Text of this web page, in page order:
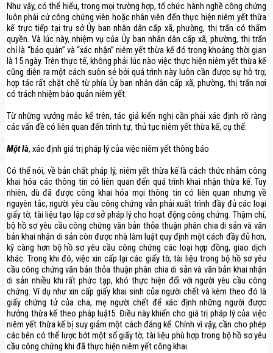
Như vậy, có thể hiểu, trong mọi trường hợp, tổ chức hành nghề công chứng
luôn phải cử công chứng viên hoặc nhân viên đến thực hiện niêm yết thừa
kế trực tiếp tại trụ sở Ủy ban nhân dân cấp xã, phường, thị trấn có thẩm
quyền. Và lúc này, nhiệm vụ của Ủy ban nhân dân cấp xã, phường, thị trấn
chỉ là “bảo quản” và “xác nhận” niêm yết thừa kế đó trong khoảng thời gian
là 15 ngày. Trên thực tế, không phải lúc nào việc thực hiện niêm yết thừa kế
cũng diễn ra một cách suôn sẻ bởi quá trình này luôn cần được sự hỗ trợ,
hợp tác rất chặt chẽ từ phía Ủy ban nhân dân cấp xã, phường, thị trấn nơi
có trách nhiệm bảo quản niêm yết.
Từ những vướng mắc kể trên, tác giả kiến nghị cần phải xác định rõ ràng
các vấn đề có liên quan đến trình tự, thủ tục niêm yết thừa kế, cụ thể:
Một là, xác định giá trị pháp lý của việc niêm yết thông báo
Có thể nói, về bản chất pháp lý, niêm yết thừa kế là cách thức nhằm công
khai hóa các thông tin có liên quan đến quá trình khai nhận thừa kế. Tuy
nhiên, dù đã được công khai hóa mọi thông tin có liên quan nhưng về
nguyên tắc, người yêu cầu công chứng vẫn phải xuất trình đầy đủ các loại
giấy tờ, tài liệu tạo lập cơ sở pháp lý cho hoạt động công chứng. Thậm chí,
bộ hồ sơ yêu cầu công chứng văn bản thỏa thuận phân chia di sản và văn
bản khai nhận di sản còn được nhà làm luật quy định một cách đầy đủ hơn,
kỹ càng hơn bộ hồ sơ yêu cầu công chứng các loại hợp đồng, giao dịch
khác. Trong khi đó, việc xin cấp lại các giấy tờ, tài liệu trong bộ hồ sơ yêu
cầu công chứng văn bản thỏa thuận phân chia di sản và văn bản khai nhận
di sản nhiều khi rất phức tạp, khó thực hiện đối với người yêu cầu công
chứng. Ví dụ như xin cấp giấy khai sinh của người chết và kèm theo đó là
giấy chứng tử của cha, mẹ người chết để xác định những người được
hưởng thừa kế theo pháp luật5. Điều này khiến cho giá trị pháp lý của việc
niêm yết thừa kế bị suy giảm một cách đáng kể. Chính vì vậy, cần cho phép
các bên có thể lược bớt một số giấy tờ, tài liệu phù hợp trong bộ hồ sơ yêu
cầu công chứng khi đã thực hiện niêm yết công khai.